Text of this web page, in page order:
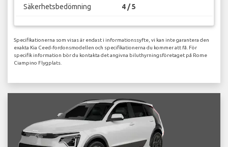
Säkerhetsbedömning 4 / 5
Specifikationerna som visas är endast i informationssyfte, vi kan inte garantera den
exakta Kia Ceed-fordonsmodellen och specifikationerna du kommer att få. För
specifik information bör du kontakta det angivna biluthyrningsföretaget på Rome
Ciampino Flygplats.